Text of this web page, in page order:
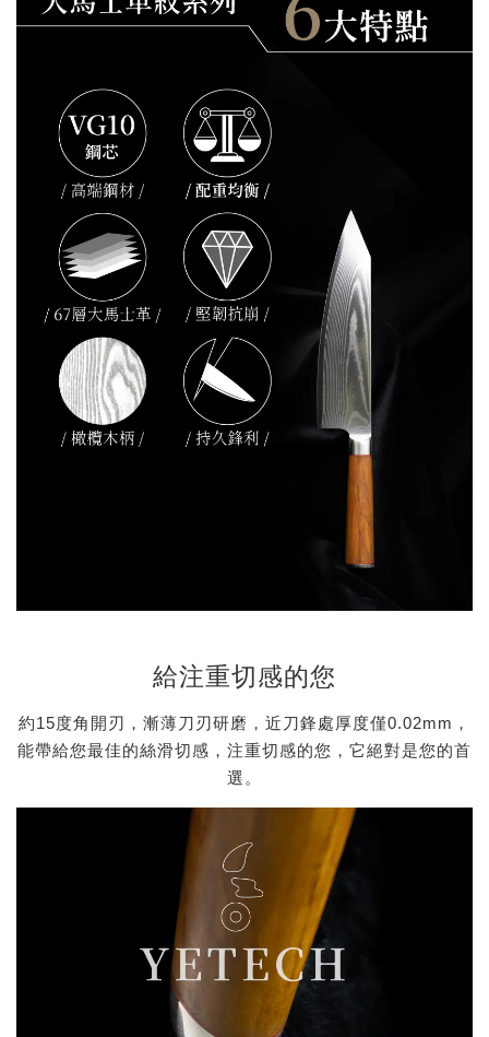
給注重切感的您
約15度角開刃，漸薄刀刃研磨，近刀鋒處厚度僅0.02mm，
能帶給您最佳的絲滑切感，注重切感的您，它絕對是您的首
選。